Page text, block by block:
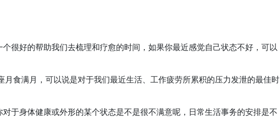
很好的帮助我们去梳理和疗愈的时间，如果你最近感觉自己状态不好，可以
食满月，可以说是对于我们最近生活、工作疲劳所累积的压力发泄的最佳时
于身体健康或外形的某个状态是不是很不满意呢，日常生活事务的安排是不